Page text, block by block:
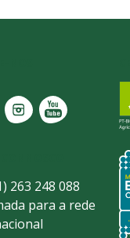
263 248 088
para a rede